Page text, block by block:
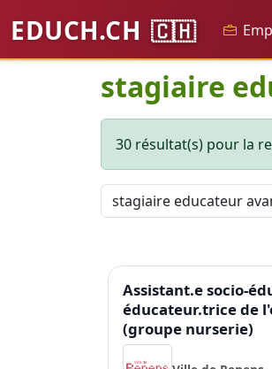
EDUCH.CH 🇨🇭
stagiaire
30 résultat(s) pour la
Assistant.e socio-
éducateur.trice de
(groupe nurserie)